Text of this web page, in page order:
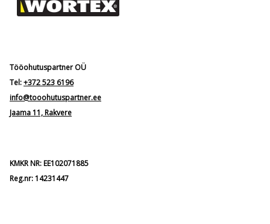
Tööohutuspartner OÜ
Tel:+372 523 6196
info@tooohutuspartner.ee
Jaama 11, Rakvere
KMKR NR: EE102071885
Reg.nr: 14231447